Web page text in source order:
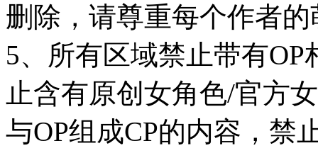
删除，请尊重每个作者的
5、所有区域禁止带有
止含有原创女角色/官方
与OP组成CP的内容，禁